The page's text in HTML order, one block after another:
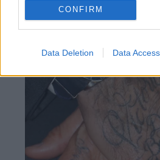
CONFIRM
Data Deletion Data Access
παντρεύτηκε την Βικτόρια
σχετίζεται και με την